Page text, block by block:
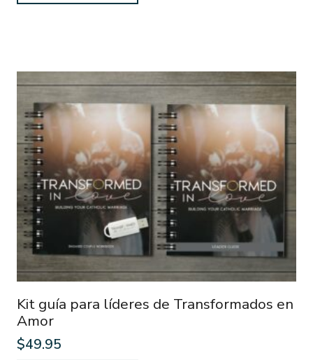
Kit guía para líderes de Transformados en
Amor
$49.95